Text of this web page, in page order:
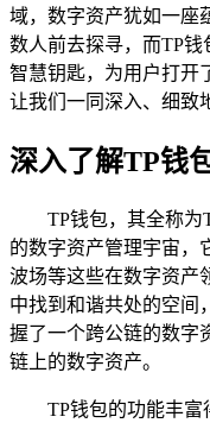
域，数字资产犹如一座
数人前去探寻，而TP
智慧钥匙，为用户打开
让我们一同深入、细致
深入了解TP钱
TP钱包，其全称为
的数字资产管理宇宙，
波场等这些在数字资产
中找到和谐共处的空间
握了一个跨公链的数字
链上的数字资产。
TP钱包的功能丰